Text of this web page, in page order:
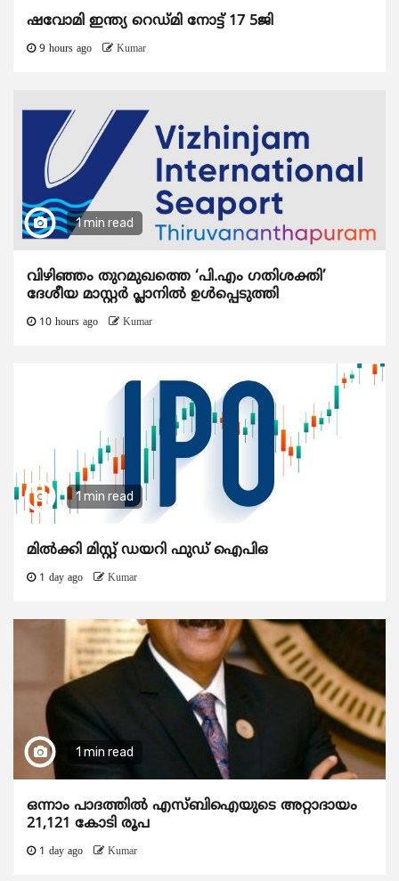
ഷവോമി ഇന്ത്യ റെഡ്മി നോട്ട് 17 5ജി
9 hours ago Kumar
1 min read
വിഴിഞ്ഞം തുറമുഖത്തെ ‘പി.എം ഗതിശക്തി’
ദേശീയ മാസ്റ്റർ പ്ലാനിൽ ഉൾപ്പെടുത്തി
10 hours ago Kumar
1 min read
മിൽക്കി മിസ്റ്റ് ഡയറി ഫുഡ് ഐപിഒ
1 day ago Kumar
1 min read
ഒന്നാം പാദത്തിൽ എസ്ബിഐയുടെ അറ്റാദായം
21,121 കോടി രൂപ
1 day ago Kumar